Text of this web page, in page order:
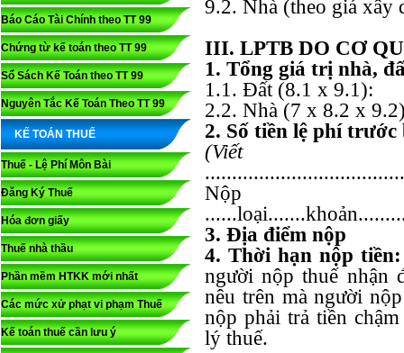
Báo Cáo Tài Chính theo TT 99
Chứng từ kế toán theo TT 99
Sổ Sách Kế Toán theo TT 99
Nguyên Tắc Kế Toán Theo TT 99
KẾ TOÁN THUẾ
Thuế - Lệ Phí Môn Bài
Đăng Ký Thuế
Hóa đơn giấy
Thuế nhà thầu
Phần mềm HTKK mới nhất
Các mức xử phạt vi phạm Thuế
Kế toán thuế cần lưu ý
9.2. Nhà (theo giá
III. LPTB DO CƠ
1. Tổng giá trị nhà,
1.1. Đất (8.1 x 9.1):
2.2. Nhà (7 x 8.2
2. Số tiền lệ phí
(Viết
Nộp
3. Địa điểm nộp
4. Thời hạn nộp
người nộp thuế nhận
nêu trên mà người
nộp phải trả tiền
lý thuế.